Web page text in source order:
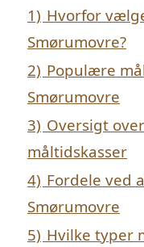
1) Hvorfor
Smørumovre?
2) Populære
Smørumovre
3) Oversigt
måltidskasser
4) Fordele ved
Smørumovre
5) Hvilke typer